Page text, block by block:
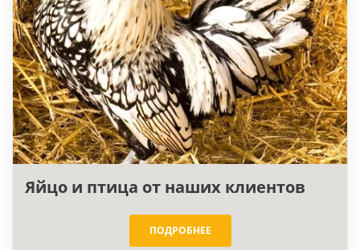
Яйцо и птица от наших клиентов
ПОДРОБНЕЕ